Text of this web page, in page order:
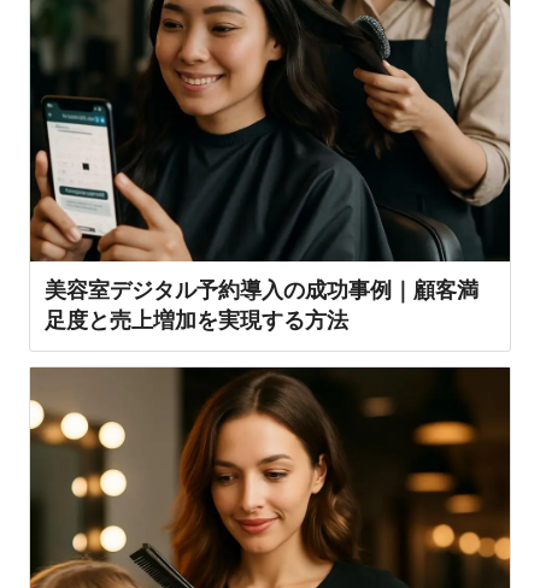
美容室デジタル予約導入の成功事例｜顧客満
足度と売上増加を実現する方法